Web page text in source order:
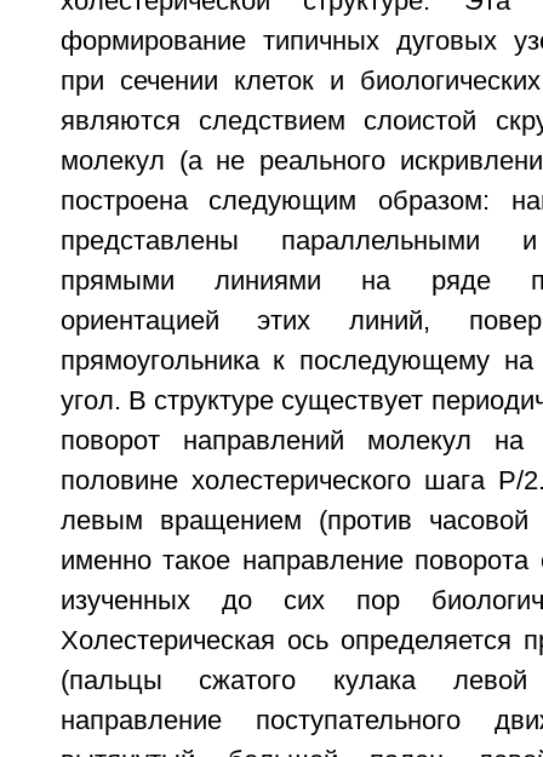
формирование типичных дуговых
при сечении клеток и
являются следствием слоистой
молекул (а не реального
построена следующим образом:
представлены параллельными и
прямыми линиями на ряде
ориентацией этих линий,
прямоугольника к последующему
угол. В структуре существует
поворот направлений молекул на
половине холестерического шага
левым вращением (против часовой
именно такое направление
изученных до сих пор
Холестерическая ось определяется
(пальцы сжатого кулака левой
направление поступательного